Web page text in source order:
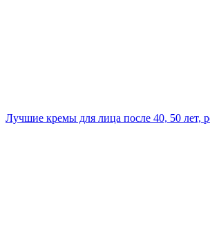
Лучшие кремы для лица после 40, 50 лет,